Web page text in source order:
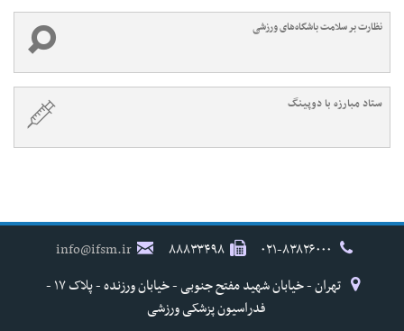
نظارت بر سلامت باشگاه‌های ورزشی
ستاد مبارزه با دوپینگ
۸۸۸۳۳۴۹۸
info@ifsm.ir
تهران - خیابان شهید مفتح جنوبی - خیابان ورزنده - پلاک ۱۷ -
فدراسیون پزشکی ورزشی